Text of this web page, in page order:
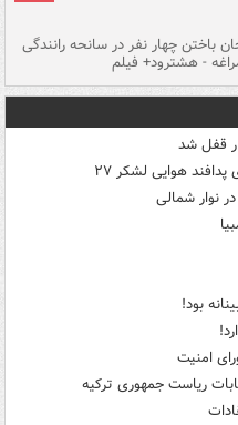
باختن چهار نفر در سانحه رانندگی
- هشترود+ فیلم
قفل شد
هوایی لشکر ۲۷
نوار شمالی
بود!
امنیت
ریاست جمهوری ترکیه